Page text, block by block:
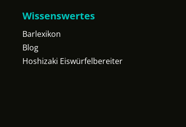
Wissenswertes
Barlexikon
Blog
Hoshizaki Eiswürfelbereiter